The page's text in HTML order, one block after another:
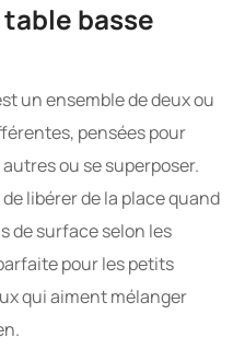
table basse
un ensemble de deux ou
pensées pour
ou se superposer.
libérer de la place quand
de surface selon les
pour les petits
qui aiment mélanger